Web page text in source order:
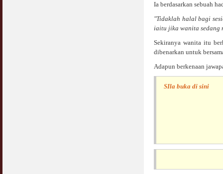
Ia berdasarkan sebuah
"Tidaklah halal bagi
iaitu jika wanita sedang
Sekiranya wanita itu
dibenarkan untuk
Adapun berkenaan
SIla buka di sini